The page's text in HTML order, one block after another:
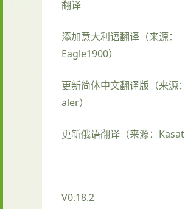
翻译
添加意大利语翻译（来源：
Eagle1900）
更新简体中文翻译版（来源：
aler）
更新俄语翻译（来源：
V0.18.2